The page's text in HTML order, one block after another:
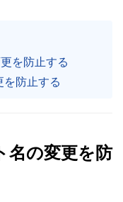
を防止する
防止する
名の変更を防